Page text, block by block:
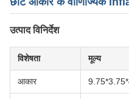
उत्पाद विनिर्देश
विशेषता मूल्य
आकार